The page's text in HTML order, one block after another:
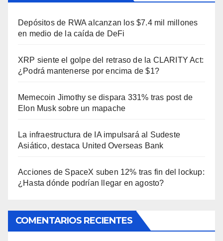
Depósitos de RWA alcanzan los $7.4 mil millones
en medio de la caída de DeFi
XRP siente el golpe del retraso de la CLARITY Act:
¿Podrá mantenerse por encima de $1?
Memecoin Jimothy se dispara 331% tras post de
Elon Musk sobre un mapache
La infraestructura de IA impulsará al Sudeste
Asiático, destaca United Overseas Bank
Acciones de SpaceX suben 12% tras fin del lockup:
¿Hasta dónde podrían llegar en agosto?
COMENTARIOS RECIENTES